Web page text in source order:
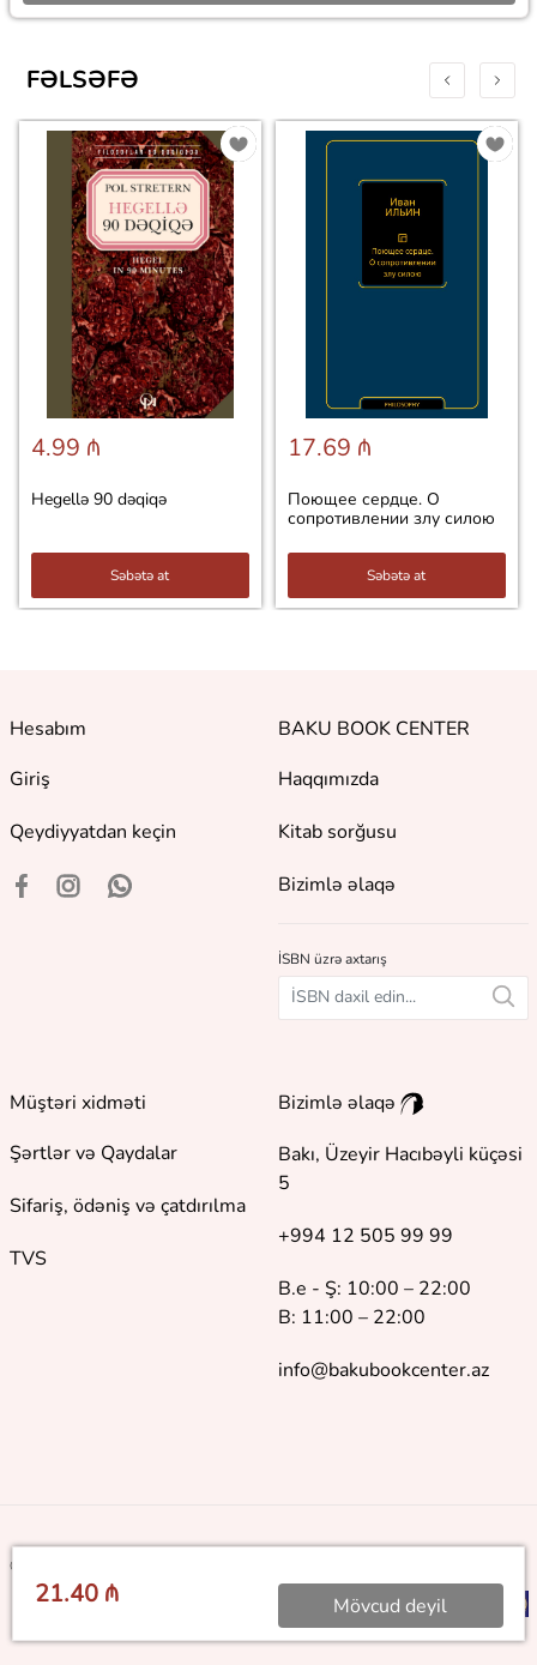
21.40 ₼ Mövcud deyil
FƏLSƏFƏ
4.99 ₼
Hegellə 90 dəqiqə
Səbətə at
17.69 ₼
Поющее сердце. О
сопротивлении злу силою
Səbətə at
Hesabım
Giriş
Qeydiyyatdan keçin
BAKU BOOK CENTER
Haqqımızda
Kitab sorğusu
Bizimlə əlaqə
İSBN üzrə axtarış
Müştəri xidməti
Şərtlər və Qaydalar
Sifariş, ödəniş və çatdırılma
TVS
Bizimlə əlaqə
Bakı, Üzeyir Hacıbəyli küçəsi
5
+994 12 505 99 99
B.e - Ş: 10:00 – 22:00
B: 11:00 – 22:00
info@bakubookcenter.az
©